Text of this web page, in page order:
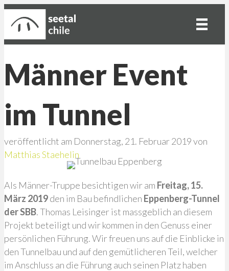
Männer Event
im Tunnel
veröffentlicht am Donnerstag, 21. Februar 2019 von
Matthias Staehelin
Als Männer-Truppe besichtigen wir am Freitag, 15.
März 2019den im Bau befindlichen Eppenberg-Tunnel
der SBB. Thomas Leisinger ist massgeblich an diesem
Projekt beteiligt und wir kommen in den Genuss einer
persönlichen Führung. Wir freuen uns auf die Einblicke in
den Tunnelbau und auf den gemütlicheren Teil, welcher
im Anschluss an die Führung auch seinen Platz haben